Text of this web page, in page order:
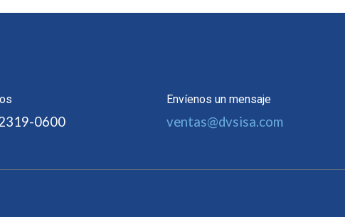
0600
Envíenos un mensaje
ventas@dvsisa.com